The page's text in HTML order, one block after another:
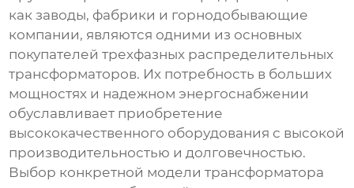
как заводы, фабрики и горнодобывающие
компании, являются одними из основных
покупателейтрехфазных распределительных
трансформаторов. Их потребность в больших
мощностях и надежном энергоснабжении
обуславливает приобретение
высококачественного оборудования с высокой
производительностью и долговечностью.
Выбор конкретной модели трансформатора